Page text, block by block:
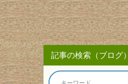
記事の検索（ブログ）